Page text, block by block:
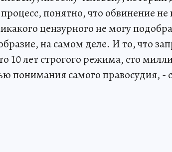
понятно, что обвинение не
цензурного не могу
на самом деле. И то, что
10 лет строгого режима, сто
понимания самого правосудия, -